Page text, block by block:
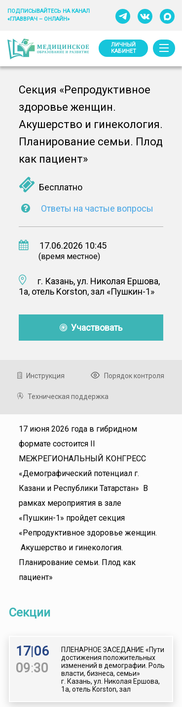
ПОДПИСЫВАЙТЕСЬ НА КАНАЛ
«ГЛАВВРАЧ – ОНЛАЙН»
ЛИЧНЫЙ
КАБИНЕТ
Секция «Репродуктивное
здоровье женщин.
Акушерство и гинекология.
Планирование семьи. Плод
как пациент»
Бесплатно
Ответы на частые вопросы
17.06.2026 10:45
(время местное)
г. Казань, ул. Николая Ершова,
1а, отель Korston, зал «Пушкин-1»
Участвовать
Инструкция Порядок контроля
Техническая поддержка
17 июня 2026 года в гибридном
формате состоится II
МЕЖРЕГИОНАЛЬНЫЙ КОНГРЕСС
«Демографический потенциал г.
Казани и Республики Татарстан» В
рамках мероприятия в зале
«Пушкин-1» пройдет секция
«Репродуктивное здоровье женщин.
Акушерство и гинекология.
Планирование семьи. Плод как
пациент»
Секции
17|06
09:30
ПЛЕНАРНОЕ ЗАСЕДАНИЕ «Пути
достижения положительных
изменений в демографии. Роль
власти, бизнеса, семьи»
г. Казань, ул. Николая Ершова,
1а, отель Korston, зал